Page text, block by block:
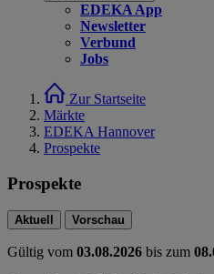
EDEKA App
Newsletter
Verbund
Jobs
Zur Startseite
Märkte
EDEKA Hannover
Prospekte
Prospekte
Aktuell Vorschau
Gültig vom 03.08.2026 bis zum